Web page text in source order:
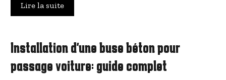
Lire la suite
Installation d’une buse béton pour
passage voiture: guide complet